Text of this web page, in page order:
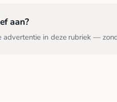
aan?
advertentie in deze rubriek —